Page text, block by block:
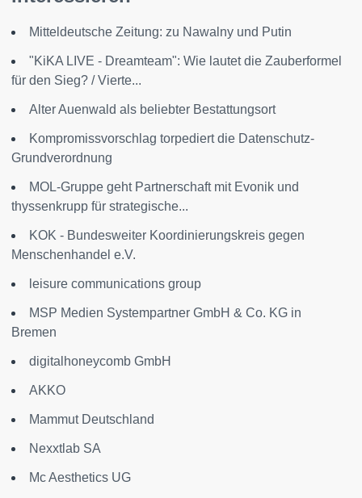
Mitteldeutsche Zeitung: zu Nawalny und Putin
"KiKA LIVE - Dreamteam": Wie lautet die Zauberformel
für den Sieg? / Vierte...
Alter Auenwald als beliebter Bestattungsort
Kompromissvorschlag torpediert die Datenschutz-
Grundverordnung
MOL-Gruppe geht Partnerschaft mit Evonik und
thyssenkrupp für strategische...
KOK - Bundesweiter Koordinierungskreis gegen
Menschenhandel e.V.
leisure communications group
MSP Medien Systempartner GmbH & Co. KG in
Bremen
digitalhoneycomb GmbH
AKKO
Mammut Deutschland
Nexxtlab SA
Mc Aesthetics UG